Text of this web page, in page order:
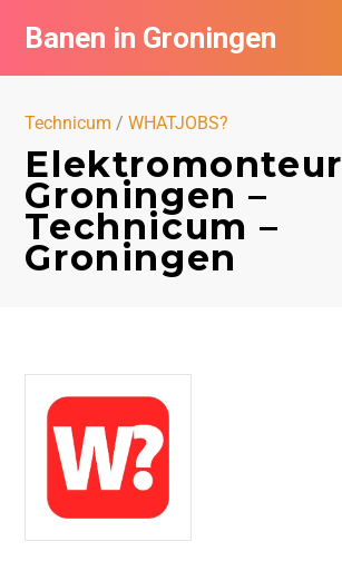
Banen in Groningen
Technicum /WHATJOBS?
Elektromonteur
Groningen –
Technicum –
Groningen
Vacatures per bedrijf
Nieuwsbrief feed